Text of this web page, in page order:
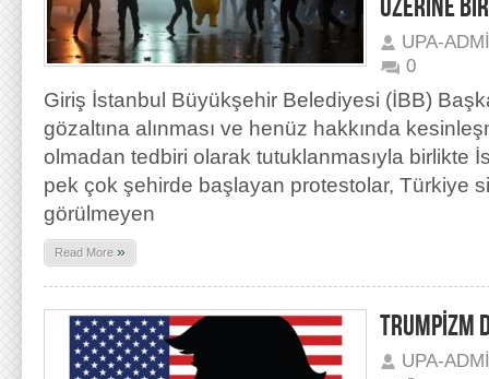
ÜZERİNE
UPA-
0
Giriş İstanbul Büyükşehir Belediyesi (İBB)
gözaltına alınması ve henüz hakkında
olmadan tedbiri olarak tutuklanmasıyla birlikte
pek çok şehirde başlayan protestolar, Türkiye
görülmeyen
Read More »
TRUMPİZM
UPA-